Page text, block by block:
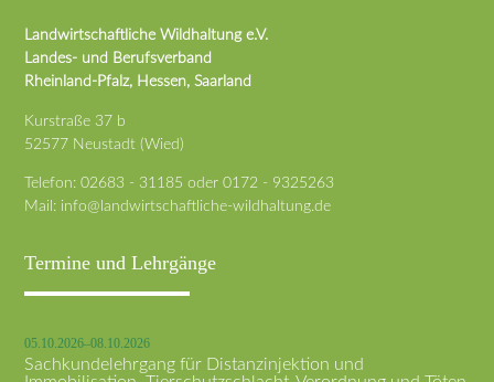
Landwirtschaftliche Wildhaltung e.V.
Landes- und Berufsverband
Rheinland-Pfalz, Hessen, Saarland
Kurstraße 37 b
52577 Neustadt (Wied)
Telefon:02683 - 31185 oder0172 - 9325263
Mail: info@landwirtschaftliche-wildhaltung.de
Termine und Lehrgänge
05.10.2026–08.10.2026
Sachkundelehrgang für Distanzinjektion und